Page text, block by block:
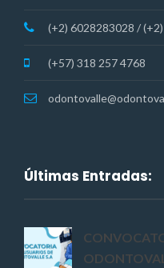
(+2) 6028283028 /
(+57) 318 257 4768
Últimas Entradas: